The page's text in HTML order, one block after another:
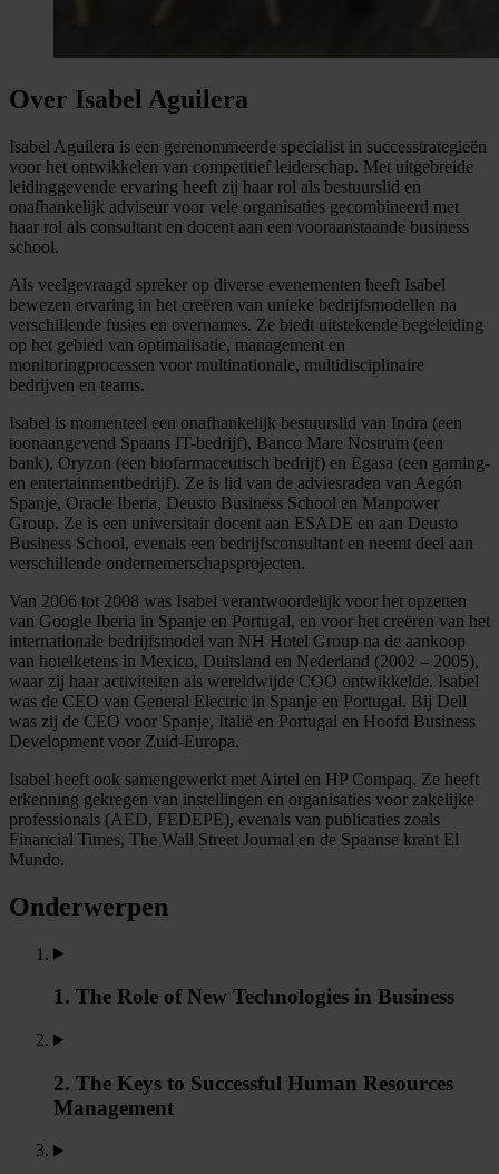
Over Isabel Aguilera
Isabel Aguilera is een gerenommeerde specialist in successtrategieën
voor het ontwikkelen van competitief leiderschap. Met uitgebreide
leidinggevende ervaring heeft zij haar rol als bestuurslid en
onafhankelijk adviseur voor vele organisaties gecombineerd met
haar rol als consultant en docent aan een vooraanstaande business
school.
Als veelgevraagd spreker op diverse evenementen heeft Isabel
bewezen ervaring in het creëren van unieke bedrijfsmodellen na
verschillende fusies en overnames. Ze biedt uitstekende begeleiding
op het gebied van optimalisatie, management en
monitoringprocessen voor multinationale, multidisciplinaire
bedrijven en teams.
Isabel is momenteel een onafhankelijk bestuurslid van Indra (een
toonaangevend Spaans IT-bedrijf), Banco Mare Nostrum (een
bank), Oryzon (een biofarmaceutisch bedrijf) en Egasa (een gaming-
en entertainmentbedrijf). Ze is lid van de adviesraden van Aegón
Spanje, Oracle Iberia, Deusto Business School en Manpower
Group. Ze is een universitair docent aan ESADE en aan Deusto
Business School, evenals een bedrijfsconsultant en neemt deel aan
verschillende ondernemerschapsprojecten.
Van 2006 tot 2008 was Isabel verantwoordelijk voor het opzetten
van Google Iberia in Spanje en Portugal, en voor het creëren van het
internationale bedrijfsmodel van NH Hotel Group na de aankoop
van hotelketens in Mexico, Duitsland en Nederland (2002 – 2005),
waar zij haar activiteiten als wereldwijde COO ontwikkelde. Isabel
was de CEO van General Electric in Spanje en Portugal. Bij Dell
was zij de CEO voor Spanje, Italië en Portugal en Hoofd Business
Development voor Zuid-Europa.
Isabel heeft ook samengewerkt met Airtel en HP Compaq. Ze heeft
erkenning gekregen van instellingen en organisaties voor zakelijke
professionals (AED, FEDEPE), evenals van publicaties zoals
Financial Times, The Wall Street Journal en de Spaanse krant El
Mundo.
Onderwerpen
1. The Role of New Technologies in Business
2. The Keys to Successful Human Resources
Management